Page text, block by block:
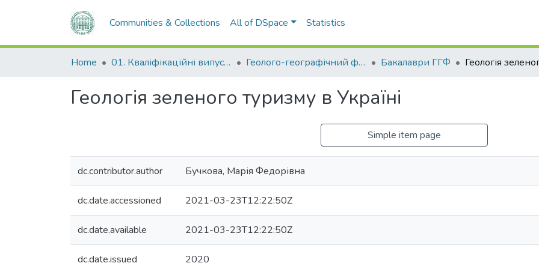
Communities & Collections All of DSpace Statistics
Home 01. Кваліфікаційні випускні роботи здобувачів вищої освіти Геолого-географічний факультет Бакалаври ГГФ
Геологія зеленого туризму в Україні
Simple item page
dc.contributor.author Бучкова, Марія Федорівна
dc.date.accessioned 2021-03-23T12:22:50Z
dc.date.available 2021-03-23T12:22:50Z
dc.date.issued 2020